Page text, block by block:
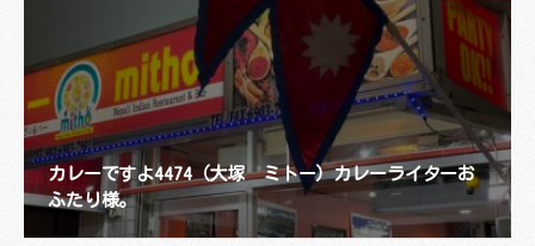
カレーですよ4474（大塚 ミトー）カレーライターお
ふたり様。